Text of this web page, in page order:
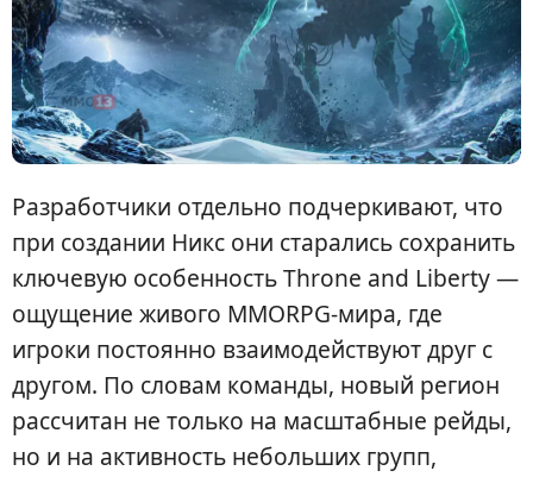
Разработчики отдельно подчеркивают, что
при создании Никс они старались сохранить
ключевую особенность Throne and Liberty —
ощущение живого MMORPG-мира, где
игроки постоянно взаимодействуют друг с
другом. По словам команды, новый регион
рассчитан не только на масштабные рейды,
но и на активность небольших групп,